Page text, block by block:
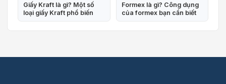
Giấy Kraft là gì? Một số
loại giấy Kraft phổ biến
Formex là gì? Công dụng
của formex bạn cần biết